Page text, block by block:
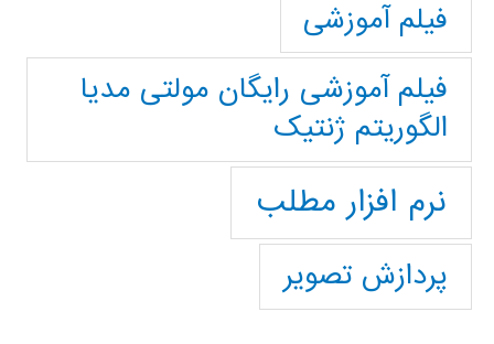
فیلم آموزشی
فیلم آموزشی رایگان مولتی مدیا
الگوریتم ژنتیک
نرم افزار مطلب
پردازش تصویر